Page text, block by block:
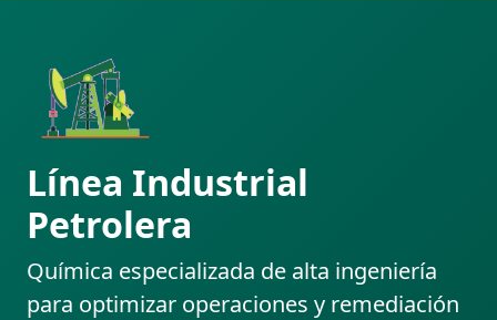
Línea Industrial
Petrolera
Química especializada de alta ingeniería
para optimizar operaciones y remediación